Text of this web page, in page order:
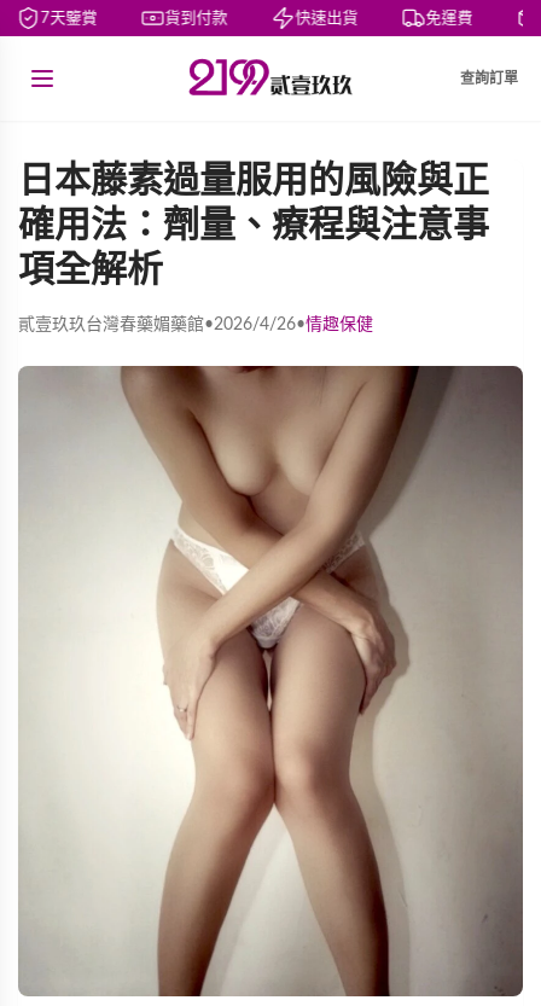
7天鑒賞 貨到付款 快速出貨 免運費
查詢訂單
日本藤素過量服用的風險與正
確用法：劑量、療程與注意事
項全解析
貳壹玖玖台灣春藥媚藥館•2026/4/26•情趣保健